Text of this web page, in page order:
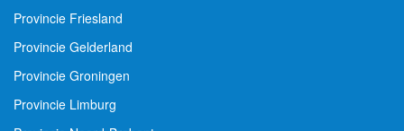
Provincie Friesland
Provincie Gelderland
Provincie Groningen
Provincie Limburg